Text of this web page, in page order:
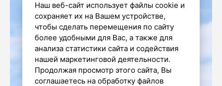
Наш веб-сайт использует файлы cookie и
сохраняет их на Вашем устройстве,
чтобы сделать перемещения по сайту
более удобными для Вас, а также для
анализа статистики сайта и содействия
нашей маркетинговой деятельности.
Продолжая просмотр этого сайта, Вы
соглашаетесь на обработку файлов